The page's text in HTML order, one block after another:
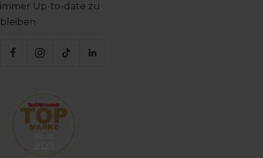
immer Up-to-date zu
bleiben